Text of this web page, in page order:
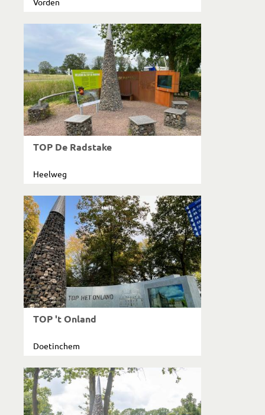
TOP De Radstake
Heelweg
TOP 't Onland
Doetinchem